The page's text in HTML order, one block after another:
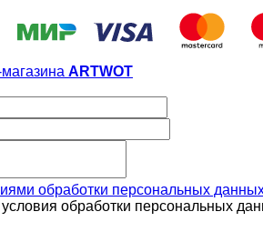
ARTWOT
обработки персональных
обработки персональных